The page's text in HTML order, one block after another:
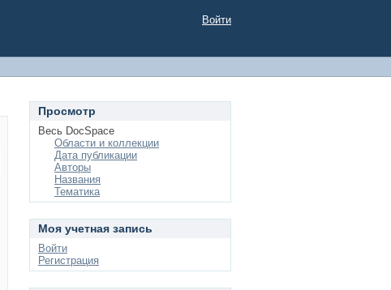
Войти
Просмотр
Весь DocSpace
Области и коллекции
Дата публикации
Авторы
Названия
Тематика
Моя учетная запись
Войти
Регистрация